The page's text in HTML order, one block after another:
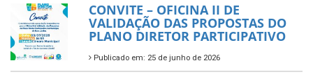
CONVITE – OFICINA II DE
VALIDAÇÃO DAS PROPOSTAS DO
PLANO DIRETOR PARTICIPATIVO
Publicado em: 25 de junho de 2026